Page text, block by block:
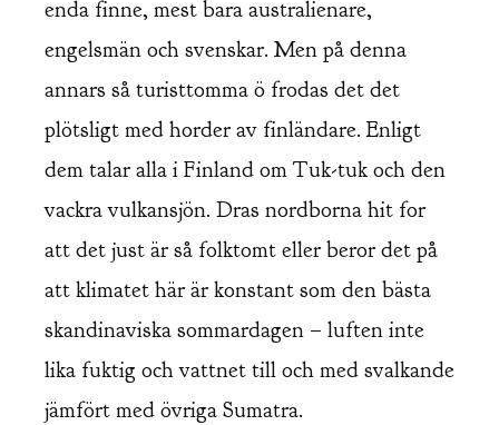
enda finne, mest bara australienare,
engelsmän och svenskar. Men på denna
annars så turisttomma ö frodas det det
plötsligt med horder av finländare. Enligt
dem talar alla i Finland om Tuk-tuk och den
vackra vulkansjön. Dras nordborna hit for
att det just är så folktomt eller beror det på
att klimatet här är konstant som den bästa
skandinaviska sommardagen – luften inte
lika fuktig och vattnet till och med svalkande
jämfört med övriga Sumatra.